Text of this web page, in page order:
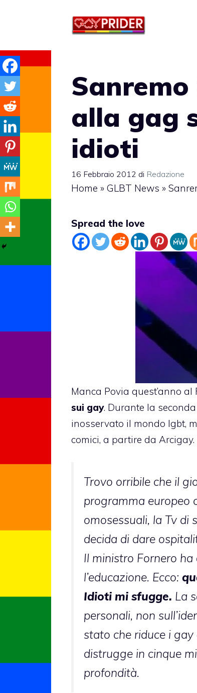
alla gag
idioti
16 Febbraio 2012 di Redazione
Home » GLBT News »
Spread the love
Manca Povia quest’anno
sui gay. Durante la
inosservato il mondo lgbt,
comici, a partire da Arcigay.
Trovo orribile che il
programma europeo
omosessuali, la Tv di
decida di dare
Il ministro Fornero
l’educazione. Ecco:
Idioti mi sfugge. La
personali, non
stato che riduce i
distrugge in cinque
profondità.